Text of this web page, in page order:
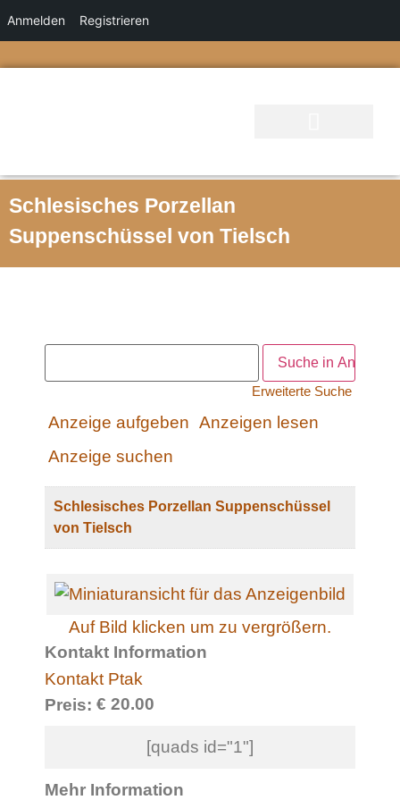
Anmelden Registrieren
Schlesisches Porzellan
Suppenschüssel von Tielsch
Erweiterte Suche
Anzeige aufgeben Anzeigen lesen
Anzeige suchen
Schlesisches Porzellan Suppenschüssel
von Tielsch
Auf Bild klicken um zu vergrößern.
Kontakt Information
Kontakt Ptak
Preis: € 20.00
[quads id="1"]
Mehr Information